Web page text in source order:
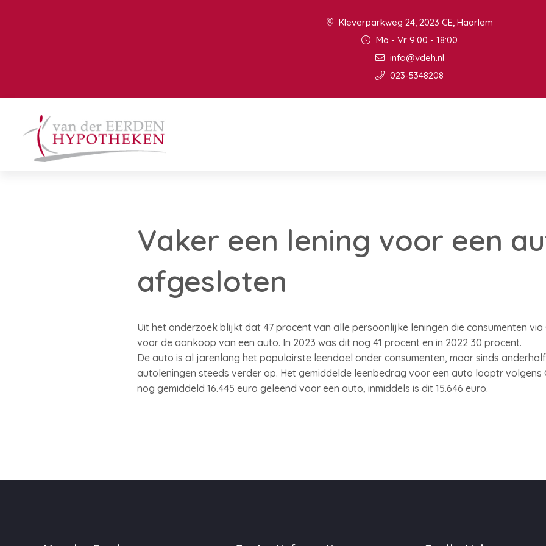
Kleverparkweg 24, 2023 CE, Haarlem
Ma - Vr 9:00 - 18:00
info@vdeh.nl
023-5348208
Vaker een lening voor een
afgesloten
Uit het onderzoek blijkt dat 47 procent van alle persoonlijke leningen die consumenten via
voor de aankoop van een auto. In 2023 was dit nog 41 procent en in 2022 30 procent.
De auto is al jarenlang het populairste leendoel onder consumenten, maar sinds
autoleningen steeds verder op. Het gemiddelde leenbedrag voor een auto looptr volgens
nog gemiddeld 16.445 euro geleend voor een auto, inmiddels is dit 15.646 euro.